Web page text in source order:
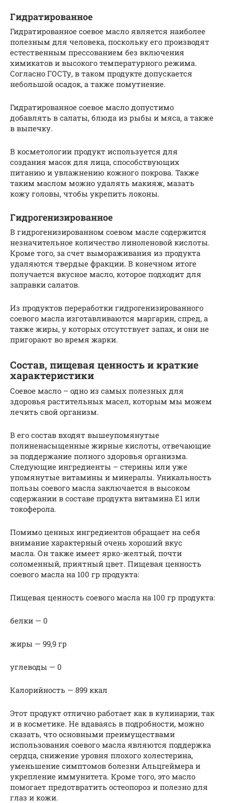
Гидратированное
Гидратированное соевое масло является наиболее
полезным для человека, поскольку его производят
естественным прессованием без включения
химикатов и высокого температурного режима.
Согласно ГОСТу, в таком продукте допускается
небольшой осадок, а также помутнение.
Гидратированное соевое масло допустимо
добавлять в салаты, блюда из рыбы и мяса, а также
в выпечку.
В косметологии продукт используется для
создания масок для лица, способствующих
питанию и увлажнению кожного покрова. Также
таким маслом можно удалять макияж, мазать
кожу головы, чтобы укрепить локоны.
Гидрогенизированное
В гидрогенизированном соевом масле содержится
незначительное количество линоленовой кислоты.
Кроме того, за счет вымораживания из продукта
удаляются твердые фракции. В конечном итоге
получается вкусное масло, которое подходит для
заправки салатов.
Из продуктов переработки гидрогенизированного
соевого масла изготавливаются маргарин, спред, а
также жиры, у которых отсутствует запах, и они не
пригорают во время жарки.
Состав, пищевая ценность и краткие
характеристики
Соевое масло – одно из самых полезных для
здоровья растительных масел, которым мы можем
лечить свой организм.
В его состав входят вышеупомянутые
полиненасыщенные жирные кислоты, отвечающие
за поддержание полного здоровья организма.
Следующие ингредиенты – стерины или уже
упомянутые витамины и минералы. Уникальность
пользы соевого масла заключается в высоком
содержании в составе продукта витамина Е1 или
токоферола.
Помимо ценных ингредиентов обращает на себя
внимание характерный очень хороший вкус
масла. Он также имеет ярко-желтый, почти
соломенный, приятный цвет. Пищевая ценность
соевого масла на 100 гр продукта:
Пищевая ценность соевого масла на 100 гр продукта:
белки — 0
жиры — 99,9 гр
углеводы — 0
Калорийность — 899 ккал
Этот продукт отлично работает как в кулинарии, так
и в косметике. Не вдаваясь в подробности, можно
сказать, что основными преимуществами
использования соевого масла являются поддержка
сердца, снижение уровня плохого холестерина,
уменьшение симптомов болезни Альцгеймера и
укрепление иммунитета. Кроме того, это масло
помогает предотвратить остеопороз и полезно для
глаз и кожи.